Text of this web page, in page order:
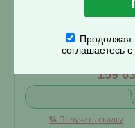
159
% Получить скидку
Продолжая
соглашаетесь